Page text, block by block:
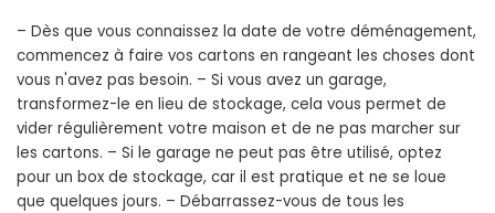
– Dès que vous connaissez la date de votre déménagement,
commencez à faire vos cartons en rangeant les choses dont
vous n'avez pas besoin. – Si vous avez un garage,
transformez-le en lieu de stockage, cela vous permet de
vider régulièrement votre maison et de ne pas marcher sur
les cartons. – Si le garage ne peut pas être utilisé, optez
pour un box de stockage, car il est pratique et ne se loue
que quelques jours. – Débarrassez-vous de tous les